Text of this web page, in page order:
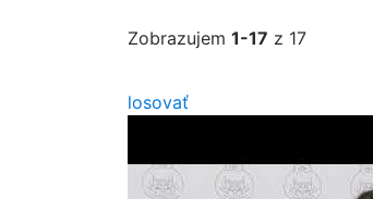
Zobrazujem 1-17 z 17
losovať